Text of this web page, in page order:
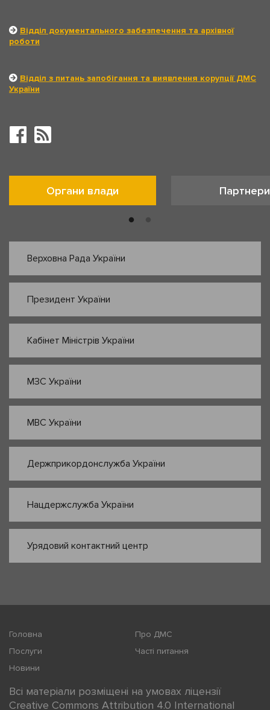
Відділ документального забезпечення та архівної
роботи
Відділ з питань запобігання та виявлення корупції ДМС
України
Органи влади Партнери
Верховна Рада України
Президент України
Кабінет Міністрів України
МЗС України
МВС України
Держприкордонслужба України
Нацдержслужба України
Урядовий контактний центр
Головна
Про ДМС
Послуги
Часті питання
Новини
Всі матеріали розміщені на умовах ліцензії
Creative Commons Attribution 4.0 International